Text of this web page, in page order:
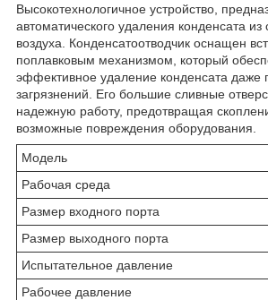
Высокотехнологичное устройство,
автоматического удаления конденсата из
воздуха. Конденсатоотводчик оснащен
поплавковым механизмом, который
эффективное удаление конденсата даже
загрязнений. Его большие сливные
надежную работу, предотвращая
возможные повреждения оборудования.
Модель
Рабочая среда
Размер входного порта
Размер выходного порта
Испытательное давление
Рабочее давление